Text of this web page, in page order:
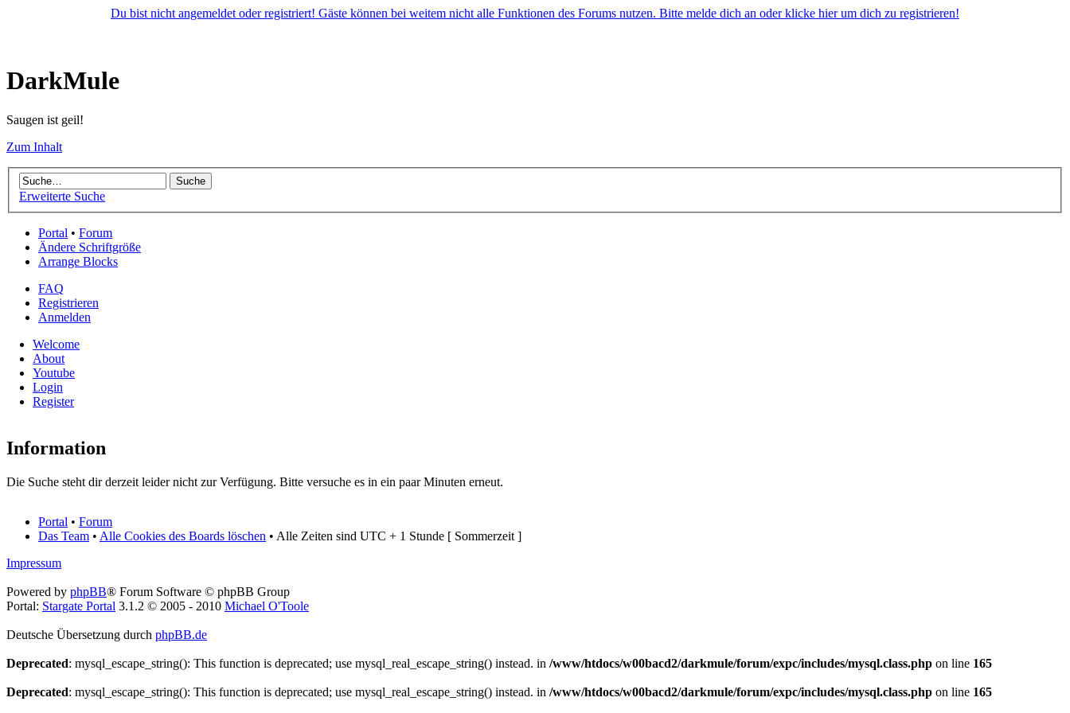
Du bist nicht angemeldet oder registriert! Gäste können bei weitem nicht alle Funktionen des Forums nutzen. Bitte melde dich an oder klicke hier um dich zu registrieren!
DarkMule
Saugen ist geil!
Zum Inhalt
Erweiterte Suche
Portal • Forum
Ändere Schriftgröße
Arrange Blocks
FAQ
Registrieren
Anmelden
Welcome
About
Youtube
Login
Register
Information
Die Suche steht dir derzeit leider nicht zur Verfügung. Bitte versuche es in ein paar Minuten erneut.
Portal • Forum
Das Team • Alle Cookies des Boards löschen • Alle Zeiten sind UTC + 1 Stunde [ Sommerzeit ]
Impressum
Powered by phpBB® Forum Software © phpBB Group
Portal: Stargate Portal 3.1.2 © 2005 - 2010 Michael O'Toole
Deutsche Übersetzung durch phpBB.de
Deprecated: mysql_escape_string(): This function is deprecated; use mysql_real_escape_string() instead. in /www/htdocs/w00bacd2/darkmule/forum/expc/includes/mysql.class.php on line 165
Deprecated: mysql_escape_string(): This function is deprecated; use mysql_real_escape_string() instead. in /www/htdocs/w00bacd2/darkmule/forum/expc/includes/mysql.class.php on line 165